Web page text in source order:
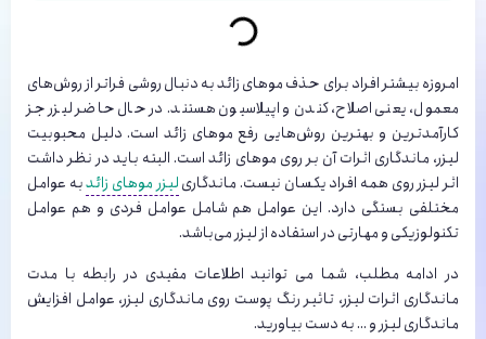
امروزه بیشتر افراد برای حذف موهای زائد به دنبال روشی فراتر از روش‌های
معمول، یعنی اصلاح، کندن و اپیلاسیون هستند. در حال حاضر لیزر جز
کارآمدترین و بهترین روش‌هایی رفع موهای زائد است. دلیل محبوبیت
لیزر، ماندگاری اثرات آن بر روی موهای زائد است. البته باید در نظر داشت
اثر لیزر روی همه افراد یکسان نیست. ماندگاریلیزر موهای زائدبه عوامل
مختلفی بستگی دارد. این عوامل هم شامل عوامل فردی و هم عوامل
تکنولوزیکی و مهارتی در استفاده از لیزر می‌باشد.
در ادامه مطلب، شما می توانید اطلاعات مفیدی در رابطه با مدت
ماندگاری اثرات لیزر، تاثیر رنگ پوست روی ماندگاری لیزر، عوامل افزایش
ماندگاری لیزر و … به دست بیاورید.